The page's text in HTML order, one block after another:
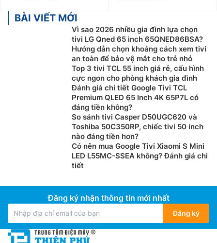
BÀI VIẾT MỚI
Vì sao 2026 nhiều gia đình lựa chọn
tivi LG Qned 65 inch 65QNED86BSA?
Hướng dẫn chọn khoảng cách xem tivi
an toàn để bảo vệ mắt cho trẻ nhỏ
Top 3 tivi TCL 55 inch giá rẻ, cấu hình
cực ngon cho phòng khách gia đình
Đánh giá chi tiết Google Tivi TCL
Premium QLED 65 Inch 4K 65P7L có
đáng tiền không?
So sánh tivi Casper D50UGC620 và
Toshiba 50C350RP, chiếc tivi 50 inch
nào đáng tiền hơn?
Có nên mua Google Tivi Xiaomi S Mini
LED L55MC-SSEA không? Đánh giá chi
tiết
Đăng ký nhận thông tin mới nhất
Đăng ký